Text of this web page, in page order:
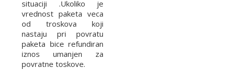
situaciji .Ukoliko je
vrednost paketa veca
od troskova koji
nastaju pri povratu
paketa bice refundiran
iznos umanjen za
povratne toskove.